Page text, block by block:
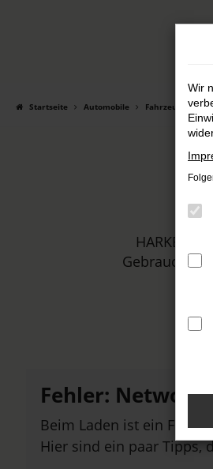
Startseite Automobile Fahrzeugmarkt
HARKE
Fehler: Network
Beim Laden ist ein
Hier sind ein paar Tipps,
Wir